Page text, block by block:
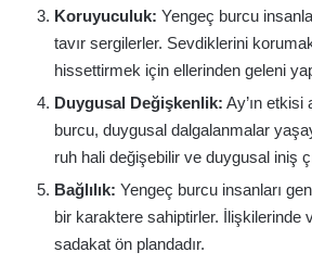
Koruyuculuk: Yengeç burcu
tavır sergilerler. Sevdiklerini
hissettirmek için ellerinden geleni
Duygusal Değişkenlik: Ay’ın etkisi
burcu, duygusal dalgalanmalar
ruh hali değişebilir ve duygusal iniş
Bağlılık: Yengeç burcu insanları
bir karaktere sahiptirler. İlişkilerinde
sadakat ön plandadır.